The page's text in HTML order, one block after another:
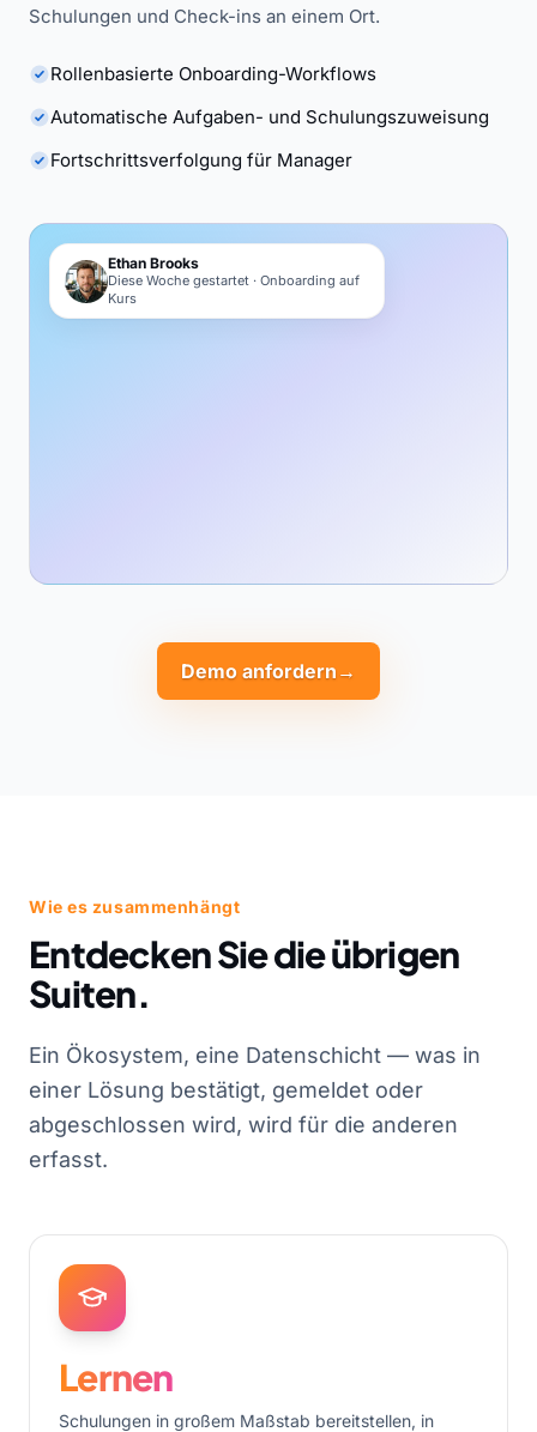
Schulungen und Check-ins an einem Ort.
Rollenbasierte Onboarding-Workflows
Automatische Aufgaben- und Schulungszuweisung
Fortschrittsverfolgung für Manager
Ethan Brooks
Diese Woche gestartet · Onboarding auf
Kurs
Demo anfordern →
Wie es zusammenhängt
Entdecken Sie die übrigen
Suiten.
Ein Ökosystem, eine Datenschicht — was in
einer Lösung bestätigt, gemeldet oder
abgeschlossen wird, wird für die anderen
erfasst.
Lernen
Schulungen in großem Maßstab bereitstellen, in